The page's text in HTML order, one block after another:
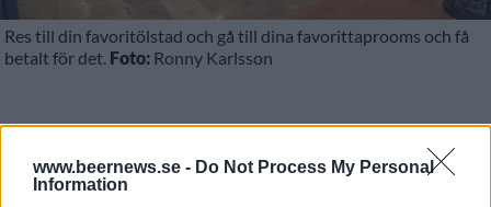
www.beernews.se - Do Not Process My Personal
Information
Res till din favoritölstad och gå till dina favorittaprooms och få
betalt för det. Foto: Ronny Karlsson
fira oktoberfesten och få 17000 kronor för
besväret. Det erbjudandet skulle man knappast få